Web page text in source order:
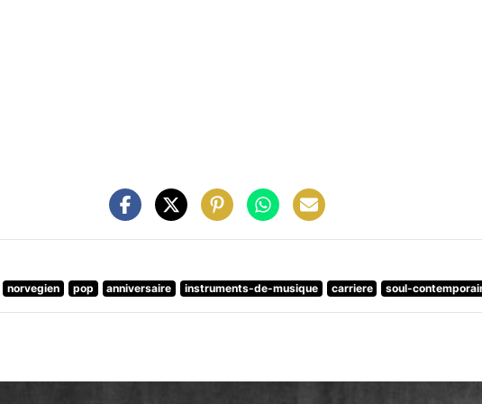
norvegien pop anniversaire instruments-de-musique carriere soul-